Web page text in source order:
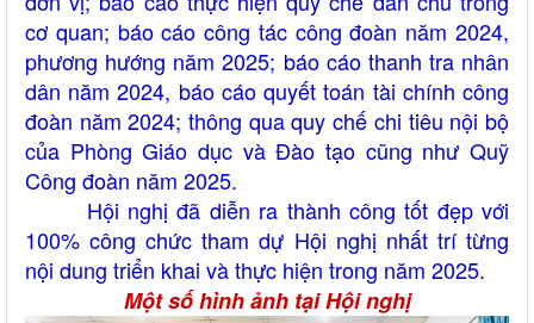
cơ quan; báo cáo công tác công đoàn năm 2024,
phương hướng năm 2025; báo cáo thanh tra nhân
dân năm 2024, báo cáo quyết toán tài chính công
đoàn năm 2024; thông qua quy chế chi tiêu nội bộ
của Phòng Giáo dục và Đào tạo cũng như Quỹ
Công đoàn năm 2025.
Hội nghị đã diễn ra thành công tốt đẹp với
100% công chức tham dự Hội nghị nhất trí từng
nội dung triển khai và thực hiện trong năm 2025.
Một số hình ảnh tại Hội nghị